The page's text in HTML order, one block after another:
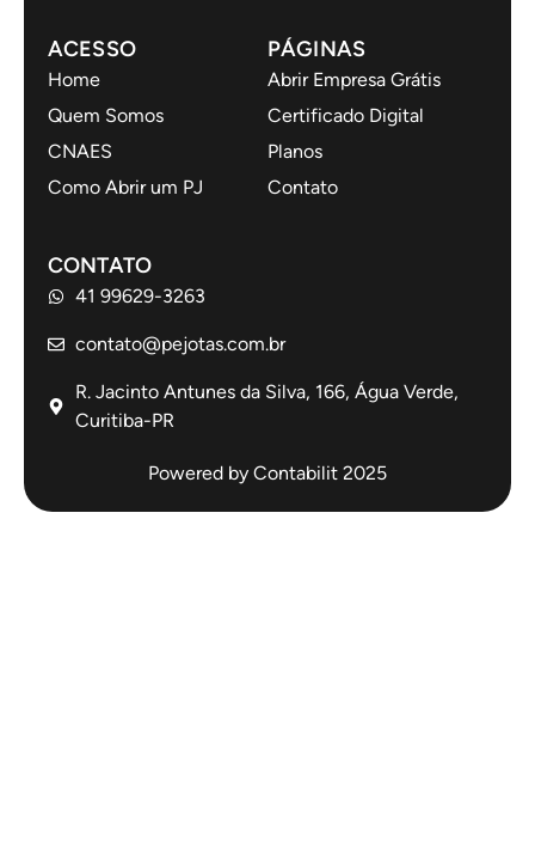
ACESSO
Home
Quem Somos
CNAES
Como Abrir um PJ
PÁGINAS
Abrir Empresa Grátis
Certificado Digital
Planos
Contato
CONTATO
41 99629-3263
contato@pejotas.com.br
R. Jacinto Antunes da Silva, 166, Água Verde,
Curitiba-PR
Powered by Contabilit 2025